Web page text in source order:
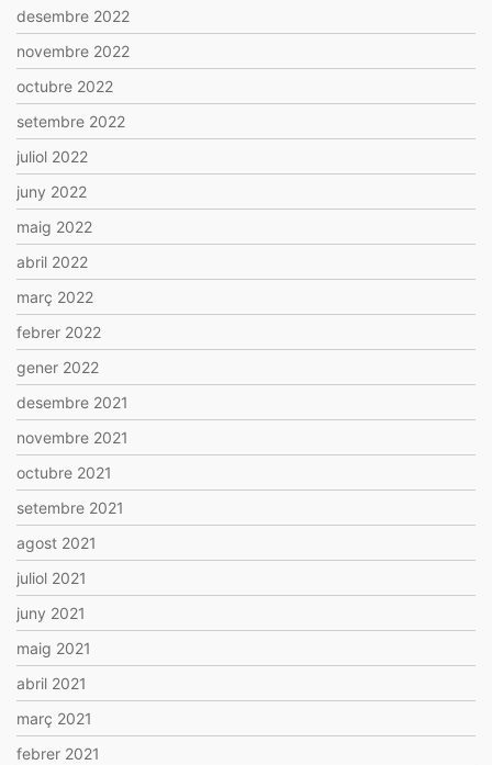
desembre 2022
novembre 2022
octubre 2022
setembre 2022
juliol 2022
juny 2022
maig 2022
abril 2022
març 2022
febrer 2022
gener 2022
desembre 2021
novembre 2021
octubre 2021
setembre 2021
agost 2021
juliol 2021
juny 2021
maig 2021
abril 2021
març 2021
febrer 2021